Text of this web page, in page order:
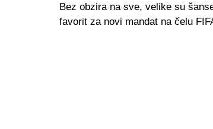
Bez obzira na sve, velike su
favorit za novi mandat na čelu